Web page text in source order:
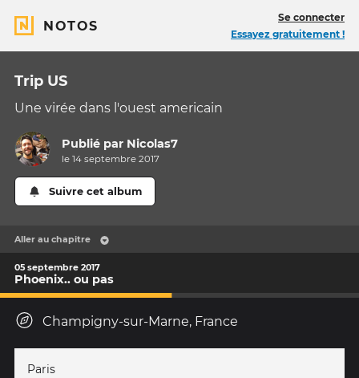
NOTOS
Se connecter
Essayez gratuitement !
Trip US
Une virée dans l'ouest americain
Publié par Nicolas7
le 14 septembre 2017
Suivre cet album
Aller au chapitre
05 septembre 2017
Phoenix.. ou pas
Champigny-sur-Marne, France
Paris